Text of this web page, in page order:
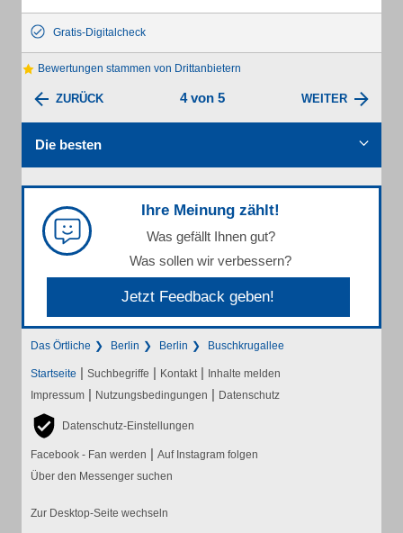
Gratis-Digitalcheck
Bewertungen stammen von Drittanbietern
ZURÜCK 4 von 5 WEITER
Die besten
Ihre Meinung zählt!
Was gefällt Ihnen gut?
Was sollen wir verbessern?
Jetzt Feedback geben!
Das Örtliche Berlin Berlin Buschkrugallee
Startseite | Suchbegriffe | Kontakt | Inhalte melden
Impressum | Nutzungsbedingungen | Datenschutz
Datenschutz-Einstellungen
Facebook - Fan werden | Auf Instagram folgen
Über den Messenger suchen
Zur Desktop-Seite wechseln